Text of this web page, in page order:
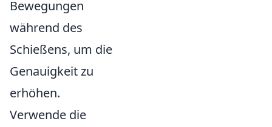
Bewegungen
während des
Schießens, um die
Genauigkeit zu
erhöhen.
Verwende die